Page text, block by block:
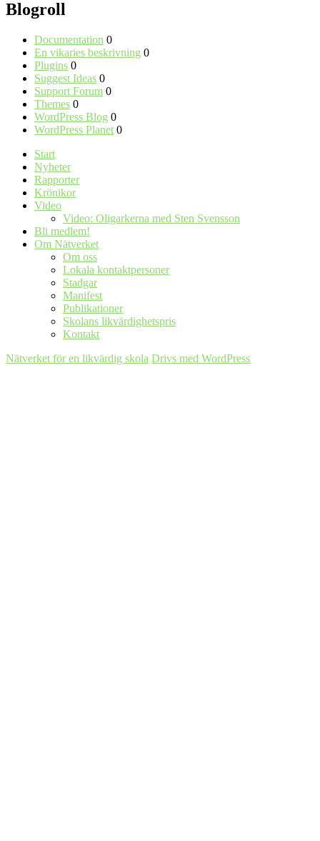
Blogroll
Documentation 0
En vikaries beskrivning 0
Plugins 0
Suggest Ideas 0
Support Forum 0
Themes 0
WordPress Blog 0
WordPress Planet 0
Start
Nyheter
Rapporter
Krönikor
Video
Video: Oligarkerna med Sten Svensson
Bli medlem!
Om Nätverket
Om oss
Lokala kontaktpersoner
Stadgar
Manifest
Publikationer
Skolans likvärdighetspris
Kontakt
Nätverket för en likvärdig skola Drivs med WordPress